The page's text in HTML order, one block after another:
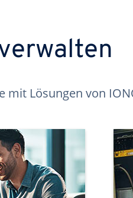
mit Lösungen von